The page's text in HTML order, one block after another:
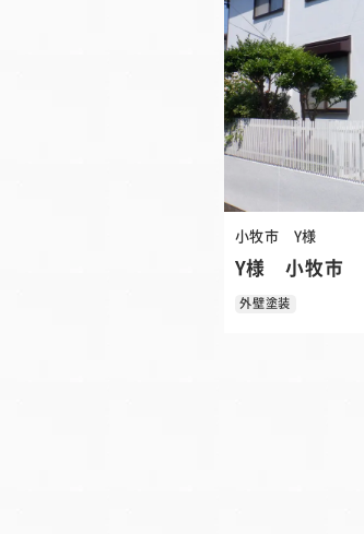
小牧市 Y様
Y様 小牧市
外壁塗装